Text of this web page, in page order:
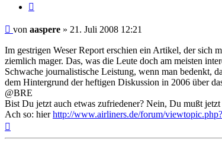
Ungelesener
von aaspere » 21. Juli 2008 12:21
Im gestrigen Weser Report erschien ein Artikel, der sich
ziemlich mager. Das, was die Leute doch am meisten
Schwache journalistische Leistung, wenn man bedenkt,
dem Hintergrund der heftigen Diskussion in 2006 über
@BRE
Bist Du jetzt auch etwas zufriedener? Nein, Du mußt
Ach so: hierhttp://www.airliners.de/forum/